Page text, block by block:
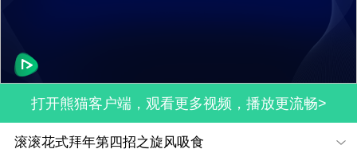
打开熊猫客户端，观看更多视频，播放更流畅>
滚滚花式拜年第四招之旋风吸食